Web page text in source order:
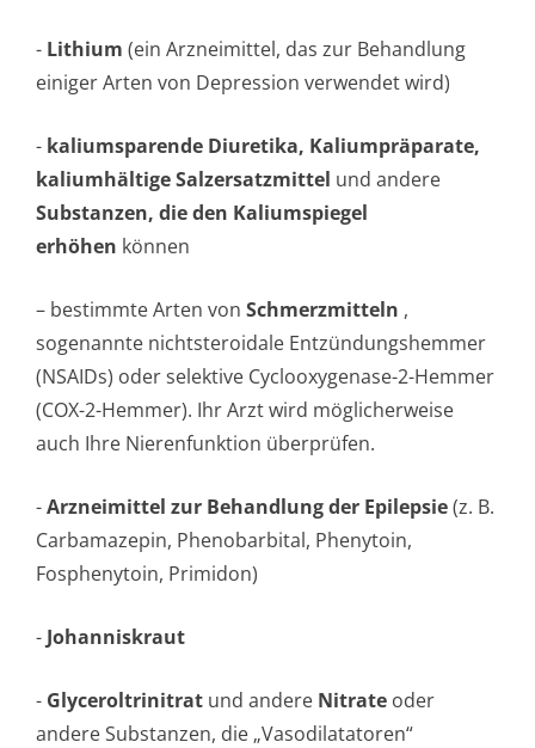
- Lithium (ein Arzneimittel, das zur Behandlung
einiger Arten von Depression verwendet wird)
- kaliumsparende Diuretika, Kaliumpräparate,
kaliumhältige Salzersatzmittel und andere
Substanzen, die den Kaliumspiegel
erhöhen können
– bestimmte Arten von Schmerzmitteln ,
sogenannte nichtsteroidale Entzündungshemmer
(NSAIDs) oder selektive Cyclooxygenase-2-Hemmer
(COX-2-Hemmer). Ihr Arzt wird möglicherweise
auch Ihre Nierenfunktion überprüfen.
-Arzneimittel zur Behandlung der Epilepsie(z. B.
Carbamazepin, Phenobarbital, Phenytoin,
Fosphenytoin, Primidon)
- Johanniskraut
- Glyceroltrinitrat und andere Nitrate oder
andere Substanzen, die „Vasodilatatoren“